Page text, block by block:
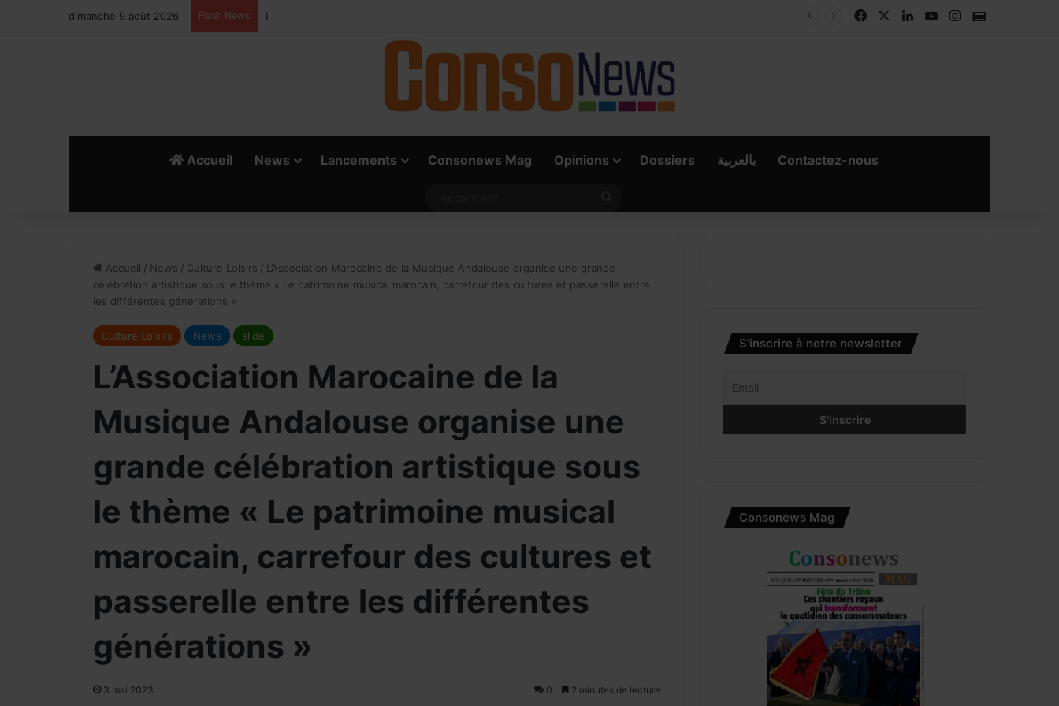
dimanche 9 août 2026 Flash News Ismail Bellali : Le vrai défi du paiement digital, c’est l’acceptation chez les commerçants FacebookLinkedinYouTubeInstagram
Accueil News Lancements Consonews Mag Opinions Dossiers بالعربية Contactez-nous
Accueil / News / Culture Loisirs / L’Association Marocaine de la Musique Andalouse organise une grande
célébration artistique sous le thème « Le patrimoine musical marocain, carrefour des cultures et passerelle entre
les différentes générations »
Culture Loisirs News slide
L’Association Marocaine de la
Musique Andalouse organise une
grande célébration artistique sous
le thème « Le patrimoine musical
marocain, carrefour des cultures et
passerelle entre les différentes
générations »
3 mai 2023 0 2 minutes de lecture
S’inscrire à notre newsletter
Consonews Mag